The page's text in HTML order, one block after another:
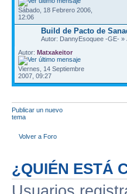
Sábado, 18 Febrero 2006,
12:06
Build de Pacto de
Autor: DannyEsoquee -GE- »
Autor: Matxakeitor
Viernes, 14 Septiembre
2007, 09:27
Publicar un nuevo
tema
Volver a Foro
¿QUIÉN ESTÁ